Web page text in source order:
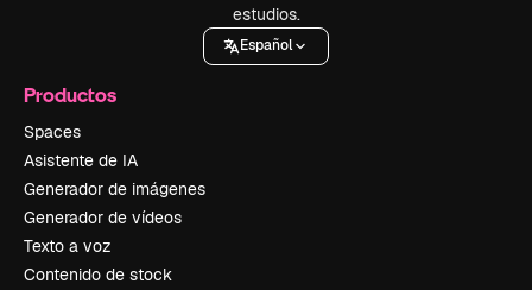
estudios.
Español
Productos
Spaces
Asistente de IA
Generador de imágenes
Generador de vídeos
Texto a voz
Contenido de stock